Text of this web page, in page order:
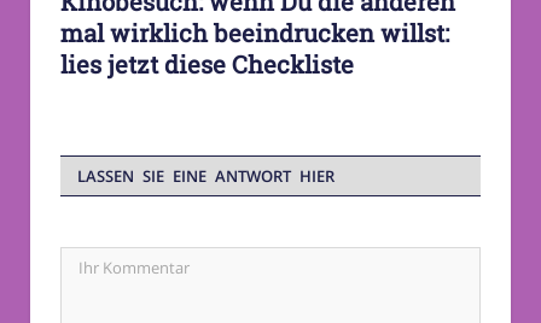
mal wirklich beeindrucken willst:
lies jetzt diese Checkliste
LASSEN SIE EINE ANTWORT HIER